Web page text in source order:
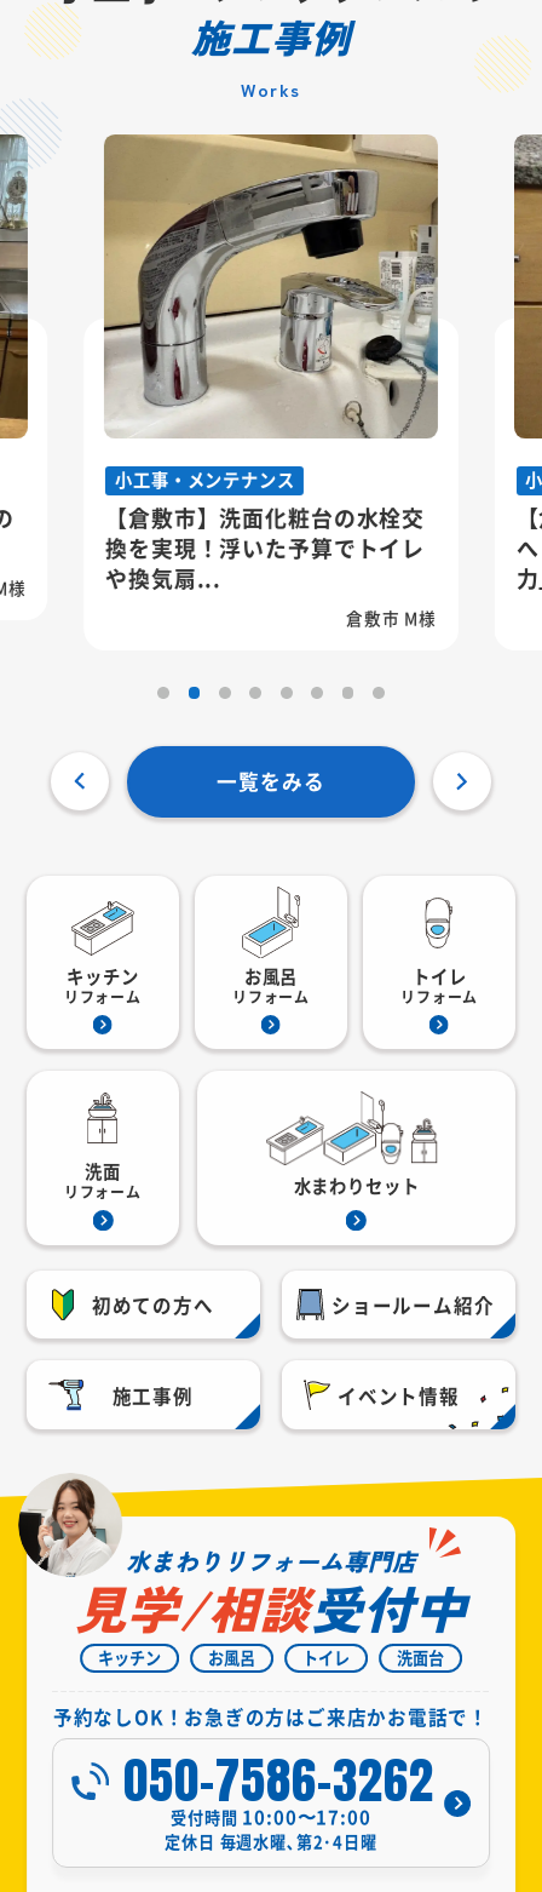
施工事例
Works
様
小工事・メンテナンス
【倉敷市】洗面化粧台の水栓交
換を実現！浮いた予算でトイレ
や換気扇...
倉敷市 M様
一覧をみる
キッチン
リフォーム
お風呂
リフォーム
トイレ
リフォーム
洗面
リフォーム 水まわりセット
初めての方へ ショールーム紹介
施工事例 イベント情報
水まわりリフォーム専門店
見学/相談受付中
キッチン お風呂 トイレ 洗面台
予約なしOK！お急ぎの方はご来店かお電話で！
050-7586-3262
受付時間 10:00〜17:00
定休日 毎週水曜､第2･4日曜